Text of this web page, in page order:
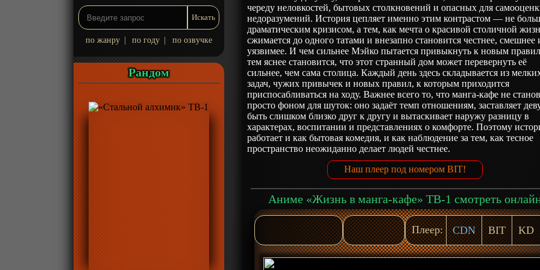
по жанру по году по озвучке
Рандом
череду неловкостей, бытовых столкновений и опасных для
недоразумений. История цепляет именно этим контрастом — не
драматическим кризисом, а тем, как мечта о красивой столичной
сжимается до одного татами и внезапно становится честнее, смешнее
уязвимее. И чем сильнее Мэйко пытается привыкнуть к новым
тем яснее становится, что этот странный дом может перевернуть её
сильнее, чем сама столица. Каждый день здесь складывается из
задач, чужих привычек и новых правил, к которым приходится
приспосабливаться на ходу. Важнее всего то, что манга-кафе не
просто фоном для шуток: оно задаёт темп отношениям, заставляет
быть слишком близко друг к другу и вытаскивает наружу разницу в
характерах, воспитании и представлениях о комфорте. Поэтому
работает и как бытовая комедия, и как наблюдение за тем, как тесное
пространство неожиданно делает людей честнее.
Наш плеер под номером BIT!
Аниме «Жизнь в манга-кафе» ТВ-1 смотреть
Плеер: CDN BIT KD